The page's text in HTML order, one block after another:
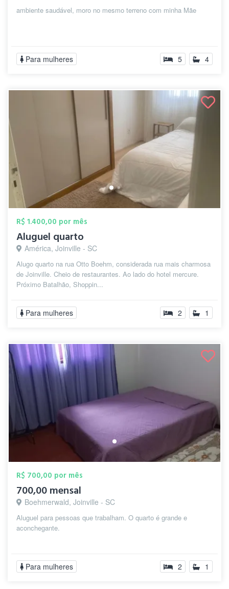
ambiente saudável, moro no mesmo terreno com minha Mãe
Para mulheres 5 4
R$ 1.400,00 por mês
Aluguel quarto
América, Joinville - SC
Alugo quarto na rua Otto Boehm, considerada rua mais charmosa
de Joinville. Cheio de restaurantes. Ao lado do hotel mercure.
Próximo Batalhão, Shoppin...
Para mulheres 2 1
R$ 700,00 por mês
700,00 mensal
Boehmerwald, Joinville - SC
Aluguel para pessoas que trabalham. O quarto é grande e
aconchegante.
Para mulheres 2 1